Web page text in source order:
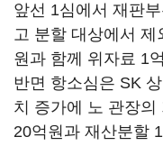
앞선 1심에서 재판
고 분할 대상에서 제
원과 함께 위자료 1
반면 항소심은 SK
치 증가에 노 관장
20억원과 재산분할